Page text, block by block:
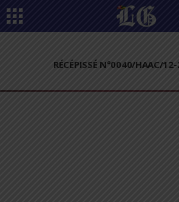
RÉCÉPISSÉ N°0040/HAAC/